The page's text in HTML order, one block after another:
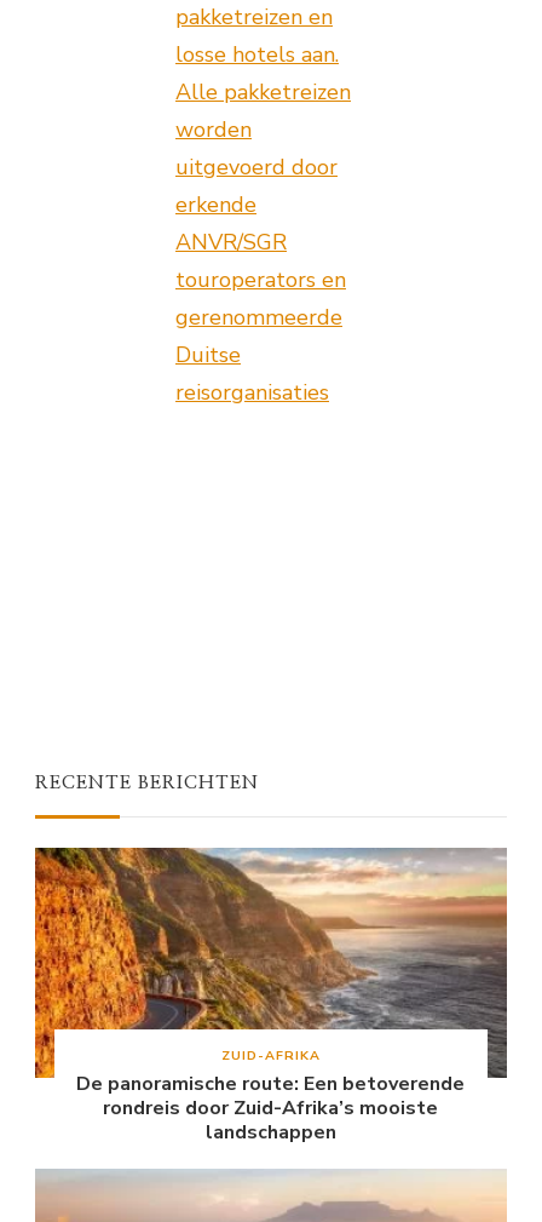
pakketreizen en
losse hotels aan.
Alle pakketreizen
worden
uitgevoerd door
erkende
ANVR/SGR
touroperators en
gerenommeerde
Duitse
reisorganisaties
RECENTE BERICHTEN
ZUID-AFRIKA
De panoramische route: Een betoverende
rondreis door Zuid-Afrika’s mooiste
landschappen